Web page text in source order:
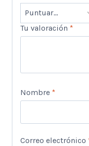
Tu valoración *
Nombre *
Correo electrónico